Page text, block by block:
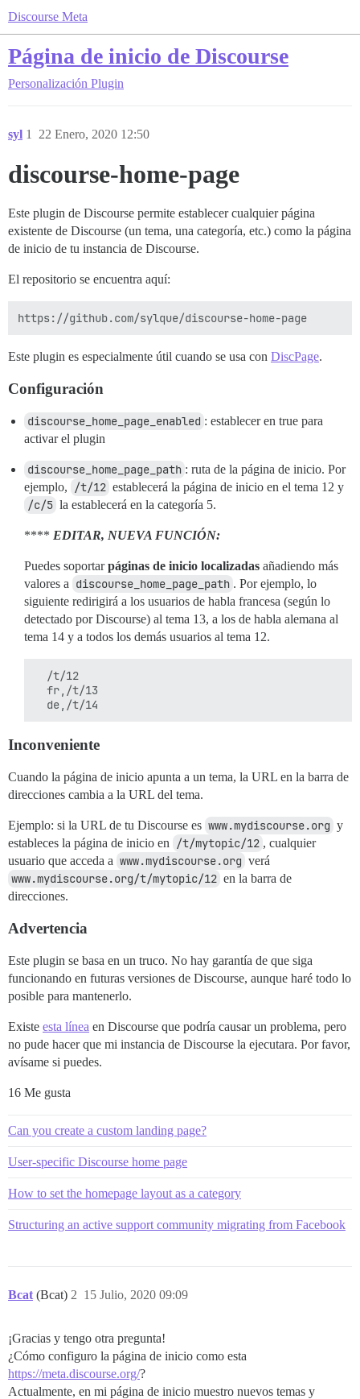
Discourse Meta
Página de inicio de Discourse
Personalización Plugin
syl 22 Enero, 2020 12:50
1
discourse-home-page
Este plugin de Discourse permite establecer cualquier página
existente de Discourse (un tema, una categoría, etc.) como la página
de inicio de tu instancia de Discourse.
El repositorio se encuentra aquí:
Este plugin es especialmente útil cuando se usa con DiscPage.
Configuración
discourse_home_page_enabled : establecer en true para
activar el plugin
discourse_home_page_path : ruta de la página de inicio. Por
ejemplo,
/t/12 establecerá la página de inicio en el tema 12 y
/c/5 la establecerá en la categoría 5.
**** EDITAR, NUEVA FUNCIÓN:
Puedes soportarpáginas de inicio localizadas añadiendo más
valores a discourse_home_page_path . Por ejemplo, lo
siguiente redirigirá a los usuarios de habla francesa (según lo
detectado por Discourse) al tema 13, a los de habla alemana al
tema 14 y a todos los demás usuarios al tema 12.
  /t/12
  fr,/t/13
Inconveniente
Cuando la página de inicio apunta a un tema, la URL en la barra de
direcciones cambia a la URL del tema.
Ejemplo: si la URL de tu Discourse es www.mydiscourse.org y
estableces la página de inicio en
/t/mytopic/12 , cualquier
usuario que acceda a www.mydiscourse.org verá
www.mydiscourse.org/t/mytopic/12 en la barra de
direcciones.
Advertencia
Este plugin se basa en un truco. No hay garantía de que siga
funcionando en futuras versiones de Discourse, aunque haré todo lo
posible para mantenerlo.
Existe esta línea en Discourse que podría causar un problema, pero
no pude hacer que mi instancia de Discourse la ejecutara. Por favor,
avísame si puedes.
16 Me gusta
Can you create a custom landing page?
User-specific Discourse home page
How to set the homepage layout as a category
Structuring an active support community migrating from Facebook
Bcat (Bcat) 15 Julio, 2020 09:09
2
¡Gracias y tengo otra pregunta!
¿Cómo configuro la página de inicio como esta
https://meta.discourse.org/?
Actualmente, en mi página de inicio muestro nuevos temas y